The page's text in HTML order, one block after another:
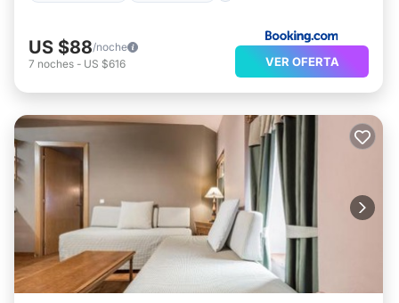
US $88/noche
7 noches - US $616 VER OFERTA